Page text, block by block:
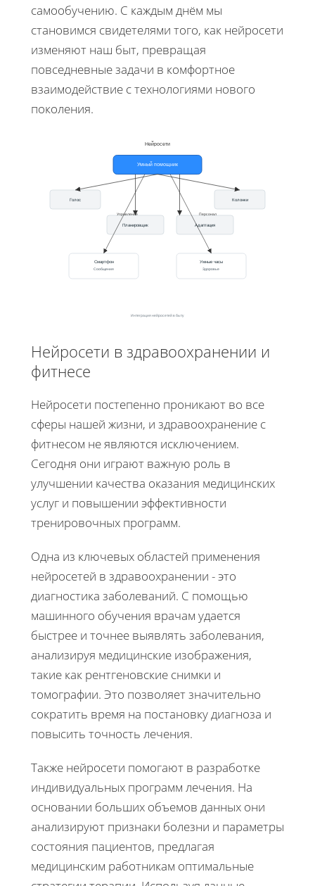
самообучению. С каждым днём мы
становимся свидетелями того, как нейросети
изменяют наш быт, превращая
повседневные задачи в комфортное
взаимодействие с технологиями нового
поколения.
Нейросети
Умный помощник
Голос Колонки
Планировщик Адаптация
Смартфон
Сообщения
Умные часы
Здоровье
Управление Персонал
Интеграция нейросетей в быту
Нейросети в здравоохранении и
фитнесе
Нейросети постепенно проникают во все
сферы нашей жизни, и здравоохранение с
фитнесом не являются исключением.
Сегодня они играют важную роль в
улучшении качества оказания медицинских
услуг и повышении эффективности
тренировочных программ.
Одна из ключевых областей применения
нейросетей в здравоохранении - это
диагностика заболеваний. С помощью
машинного обучения врачам удается
быстрее и точнее выявлять заболевания,
анализируя медицинские изображения,
такие как рентгеновские снимки и
томографии. Это позволяет значительно
сократить время на постановку диагноза и
повысить точность лечения.
Также нейросети помогают в разработке
индивидуальных программ лечения. На
основании больших объемов данных они
анализируют признаки болезни и параметры
состояния пациентов, предлагая
медицинским работникам оптимальные